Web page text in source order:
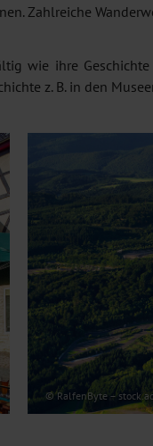
Zahlreiche
wie ihre
z. B. in den
© RalfenByte –